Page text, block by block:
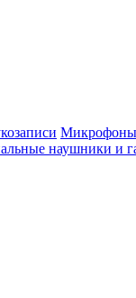
Микрофоны
наушники и